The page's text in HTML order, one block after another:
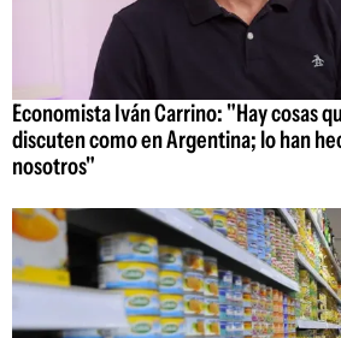
Economista Iván Carrino: "Hay cosas
discuten como en Argentina; lo han
nosotros"